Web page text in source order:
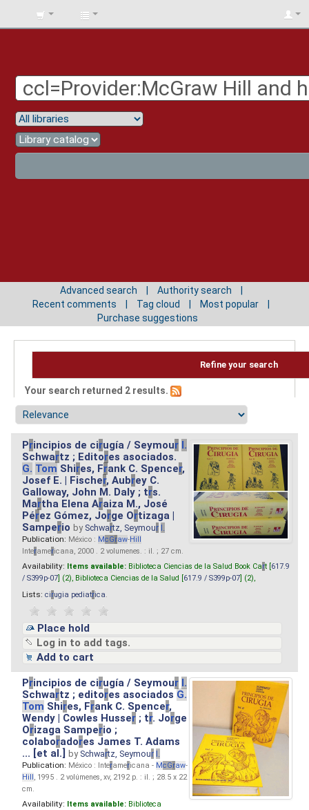
BIBLIOTECA
Advanced search
Authority search
Recent comments
Tag cloud
Most popular
Purchase suggestions
Refine your search
Your search returned 2 results.
Principios de cirugía / Seymour I.
Schwartz ; Editores asociados.
G. Tom Shires, Frank C. Spencer,
Josef E. | Fischer, Aubrey C.
Galloway, John M. Daly ; trs.
Martha Elena Araiza M., José
Pérez Gómez, Jorge Ortizaga |
Samperio by Schwartz, Seymour I.
Publication: México : McGraw-Hill
Interamericana, 2000 . 2 volumenes. : il. ; 27 cm.
Availability: Items available: Biblioteca Ciencias de la Salud Book Cart [ 617.9
/ S399p-07 ] (2), Biblioteca Ciencias de la Salud [ 617.9 / S399p-07 ] (2),
Lists: cirugia pediatrica
Place hold
Log in to add tags.
Add to cart
Principios de cirugía / Seymour I.
Schwartz ; editores asociados G.
Tom Shires, Frank C. Spencer,
Wendy | Cowles Husser ; tr. Jorge
Orizaga Samperio ;
colaboradores James T. Adams
... [et al.]by Schwartz, Seymour I.
Publication: México : Interamericana - McGraw-
Hill, 1995 . 2 volúmenes, xv, 2192 p. : il. ; 28.5 x 22
cm.
Availability: Items available: Biblioteca